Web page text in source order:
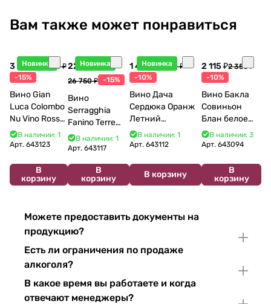
Вам также может понравиться
Новинка
3 998 ₽4 704 ₽
-15%
Вино Gian
Luca Colombo
Nu Vino Rosso
2025 750 мл
В наличии: 1
Арт. 643123
В
корзину
Новинка
22 738 ₽
26 750 ₽ -15%
Вино
Serragghia
Fanino Terre
Siciliane IGP
2022 750 мл
В наличии: 1
Арт.643117
В
корзину
Новинка
1 440 ₽1 600 ₽
-10%
Вино Дача
Сердюка Оранж
Летний
Сибирьковый
2024 750 мл
В наличии: 1
Арт. 643112
В корзину
2 115 ₽2 350 ₽
-10%
Вино Бакла
Совиньон
Блан белое
сухое 750 мл
12%
В наличии: 3
Арт.643094
В
корзину
Можете предоставить документы на
продукцию?
Есть ли ограничения по продаже
алкоголя?
В какое время вы работаете и когда
отвечают менеджеры?